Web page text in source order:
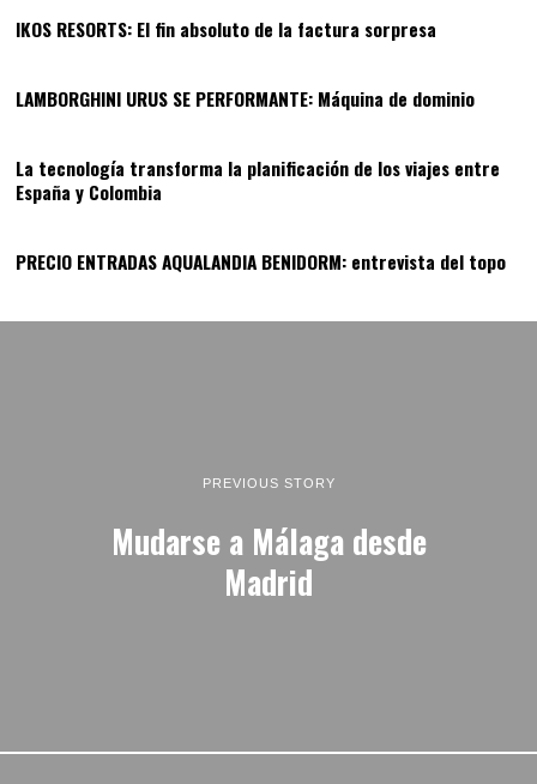
IKOS RESORTS: El fin absoluto de la factura sorpresa
LAMBORGHINI URUS SE PERFORMANTE: Máquina de dominio13
La tecnología transforma la planificación de los viajes entre
España y Colombia
PRECIO ENTRADAS AQUALANDIA BENIDORM: entrevista del topo
PREVIOUS STORY
Mudarse a Málaga desde
Madrid